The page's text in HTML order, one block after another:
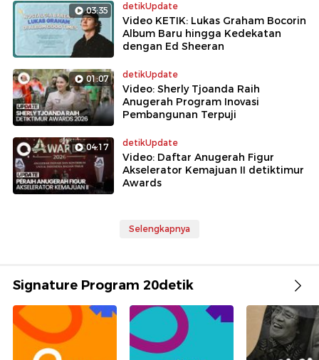
03:35 detikUpdate
Video KETIK: Lukas Graham Bocorin
Album Baru hingga Kedekatan
dengan Ed Sheeran
01:07 detikUpdate
Video: Sherly Tjoanda Raih
Anugerah Program Inovasi
Pembangunan Terpuji
04:17 detikUpdate
Video: Daftar Anugerah Figur
Akselerator Kemajuan II detiktimur
Awards
Selengkapnya
Signature Program 20detik